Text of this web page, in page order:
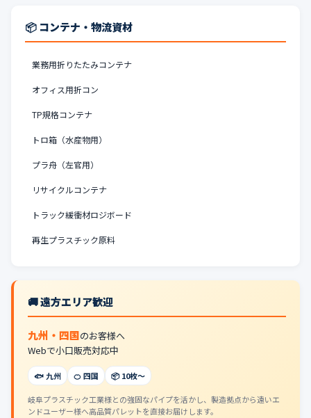
📦 コンテナ・物流資材
業務用折りたたみコンテナ
オフィス用折コン
TP規格コンテナ
トロ箱（水産物用）
プラ舟（左官用）
リサイクルコンテナ
トラック緩衝材ロジボード
再生プラスチック原料
🚚 遠方エリア歓迎
九州・四国のお客様へ
Webで小口販売対応中
🐟 九州 🍊 四国 📦 10枚〜
岐阜プラスチック工業様との強固なパイプを活かし、製造拠点から遠いエ
ンドユーザー様へ高品質パレットを直接お届けします。